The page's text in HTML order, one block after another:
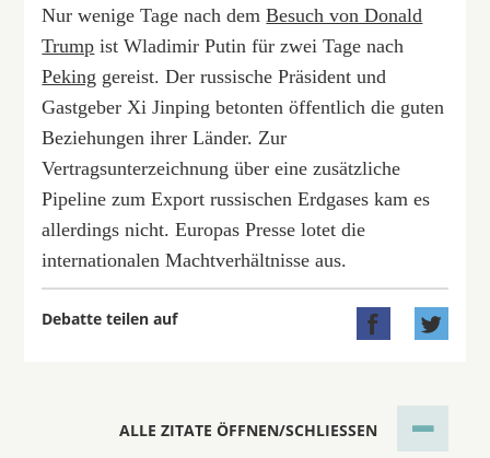
Nur wenige Tage nach demBesuch von Donald
Trump ist Wladimir Putin für zwei Tage nach
Peking gereist. Der russische Präsident und
Gastgeber Xi Jinping betonten öffentlich die guten
Beziehungen ihrer Länder. Zur
Vertragsunterzeichnung über eine zusätzliche
Pipeline zum Export russischen Erdgases kam es
allerdings nicht. Europas Presse lotet die
internationalen Machtverhältnisse aus.
Debatte teilen auf  
ALLE ZITATE ÖFFNEN/SCHLIESSEN